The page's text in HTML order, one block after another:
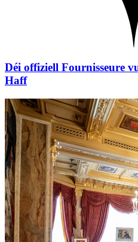
Déi offiziell Fournisseure
Haff